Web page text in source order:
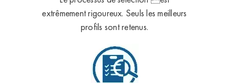
extrêmement rigoureux. Seuls les meilleurs
profils sont retenus.